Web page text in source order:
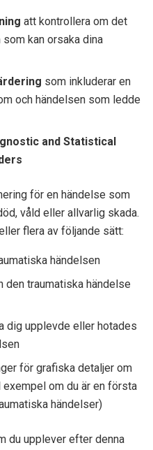
att kontrollera om det
kan orsaka dina
som inkluderar en
och händelsen som ledde
and Statistical
för en händelse som
våld eller allvarlig skada.
flera av följande sätt:
händelsen
den traumatiska händelse
dig upplevde eller hotades
för grafiska detaljer om
om du är en första
händelser)
du upplever efter denna